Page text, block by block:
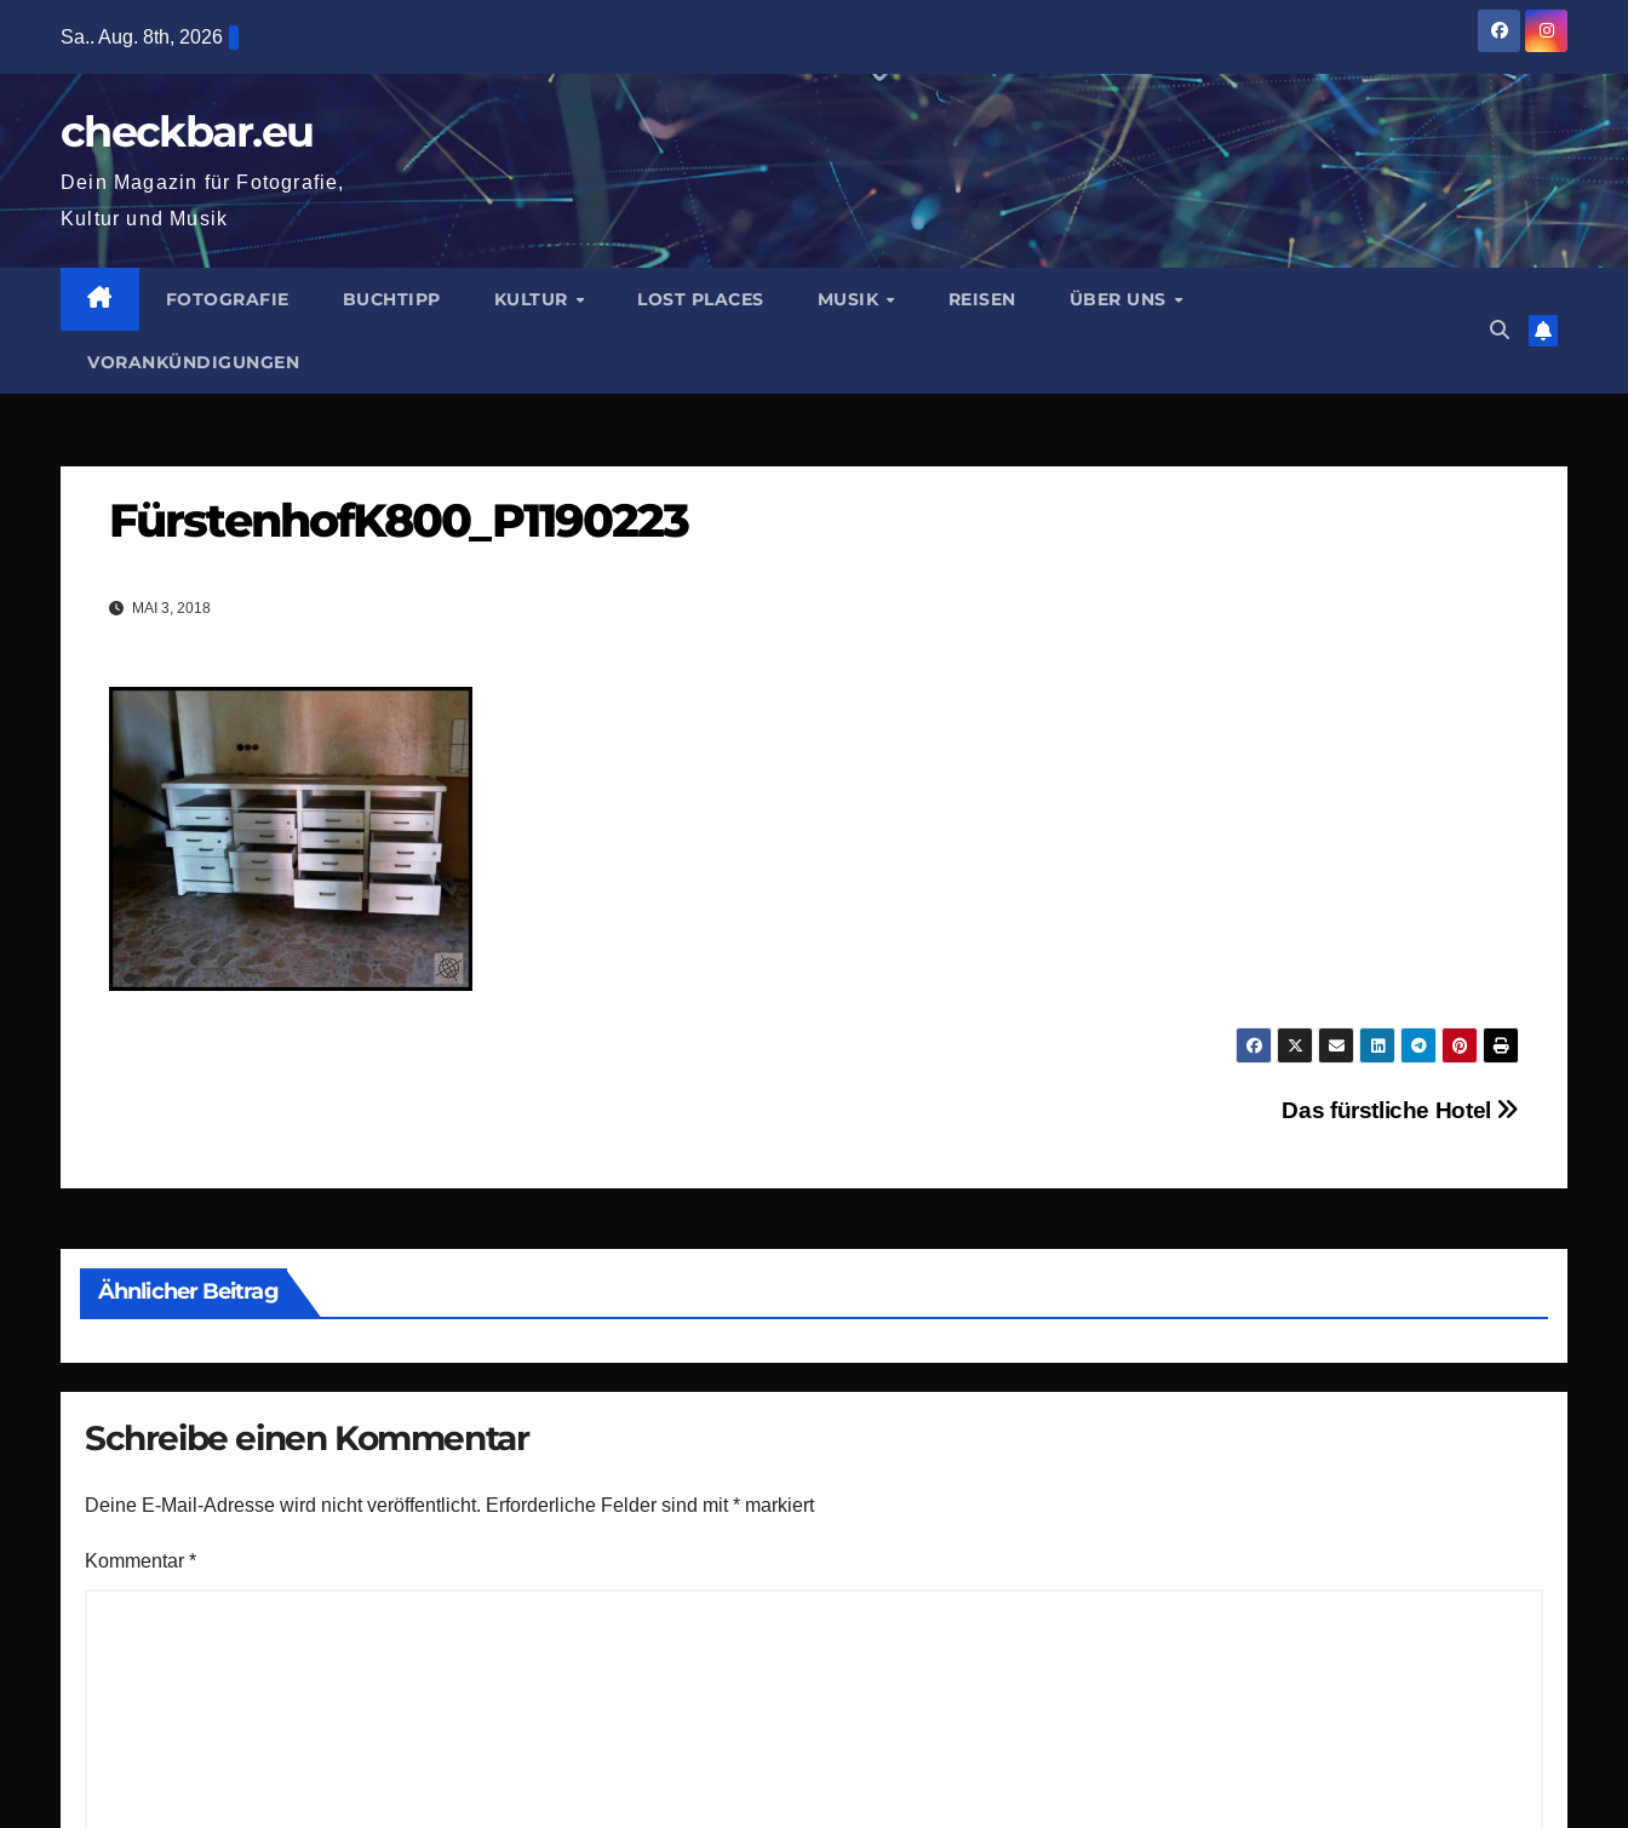
springen
Sa.. Aug. 8th, 2026
checkbar.eu
Dein Magazin für Fotografie,
Kultur und Musik
FOTOGRAFIE BUCHTIPP KULTUR LOST PLACES MUSIK REISEN ÜBER UNS
VORANKÜNDIGUNGEN
FürstenhofK800_P1190223
MAI 3, 2018
Das fürstliche Hotel
Ähnlicher Beitrag
Schreibe einen Kommentar
Deine E-Mail-Adresse wird nicht veröffentlicht. Erforderliche Felder sind mit* markiert
Kommentar *